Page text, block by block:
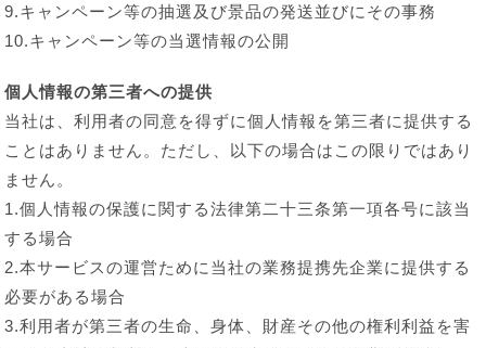
9.キャンペーン等の抽選及び景品の発送並びにその事務
10.キャンペーン等の当選情報の公開
個人情報の第三者への提供
当社は、利用者の同意を得ずに個人情報を第三者に提供する
ことはありません。ただし、以下の場合はこの限りではあり
ません。
1.個人情報の保護に関する法律第二十三条第一項各号に該当
する場合
2.本サービスの運営ために当社の業務提携先企業に提供する
必要がある場合
3.利用者が第三者の生命、身体、財産その他の権利利益を害